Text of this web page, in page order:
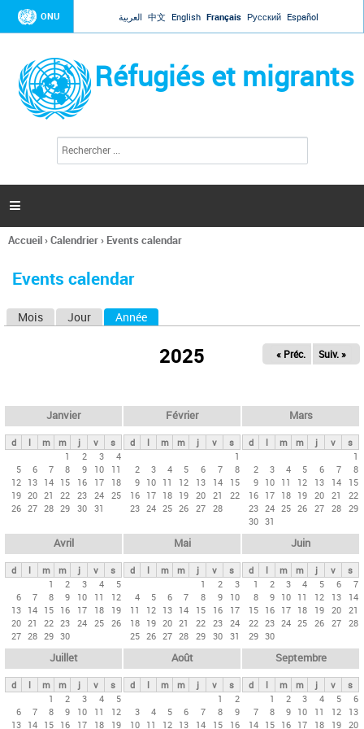
Jump to navigation
ONU العربية 中文 English Français Русский Español
Réfugiés et migrants
l
c
c
h
e

Vous
ici
Accueil›Calendrier› Events calendar
Events calendar
s
p
n
c
i
p
Mois Jour Année
2025 « Préc. Suiv. »
Janvier
d l m m j v
s
1
2 3
4
5
6 7 8 9 10
11
12 13 14 15 16 17
18
19 20 21 22 23 24 25
26 27 28 29 30 31
Février
d l m m j v
s
1
2
3 4 5 6 7
8
9 10 11 12 13 14
15
16 17 18 19 20 21
22
23 24 25 26 27 28
Mars
d l m m j v
s
1
2
3 4 5 6 7
8
9 10 11 12 13 14
15
16 17 18 19 20 21
22
23 24 25 26 27 28 29
30 31
Avril
d l m m j v
s
1
2 3 4
5
6
7 8 9 10 11
12
13 14 15 16 17 18
19
20 21 22 23 24 25 26
27 28 29 30
Mai
d l m m j v
s
1
2
3
4
5 6 7 8 9
10
11
12 13 14 15 16
17
18 19 20 21 22 23 24
25 26 27 28 29 30 31
Juin
d l m m j v
s
1
2 3 4 5 6
7
8
9 10 11 12 13
14
15 16 17 18 19 20 21
22 23 24 25 26 27 28
29 30
Juillet
d l m m j v
s
1
2 3 4
5
6
7 8 9 10 11
12
13 14 15 16 17 18 19
Août
d l m m j v
s
1
2
3
4 5 6 7 8
9
10 11 12 13 14 15 16
Septembre
d l m m j v
s
1
2 3 4 5
6
7
8 9 10 11 12
13
14 15 16 17 18 19 20